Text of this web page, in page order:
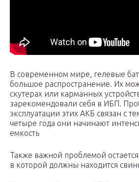
В современном мире, гелевые
большое распространение. Их
скутерах или карманных
зарекомендовали себя в ИБП.
эксплуатации этих АКБ связан с
четыре года они начинают
емкость
Также важной проблемой
в которой должны находится